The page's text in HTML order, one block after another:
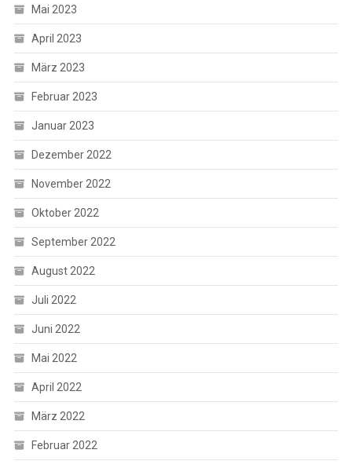
Mai 2023
April 2023
März 2023
Februar 2023
Januar 2023
Dezember 2022
November 2022
Oktober 2022
September 2022
August 2022
Juli 2022
Juni 2022
Mai 2022
April 2022
März 2022
Februar 2022